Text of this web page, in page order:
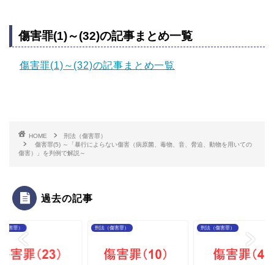
傷害罪(1)～(32)の記事まとめ一覧
傷害罪(1)～(32)の記事まとめ一覧
HOME
刑法（傷害罪）
傷害罪(5) ～「暴行によらない傷害（病原菌、毒物、音、脅迫、動物を用いての
傷害）」を判例で解説～
過去の記事
傷害罪） 刑法（傷害罪） 刑法（傷害罪）